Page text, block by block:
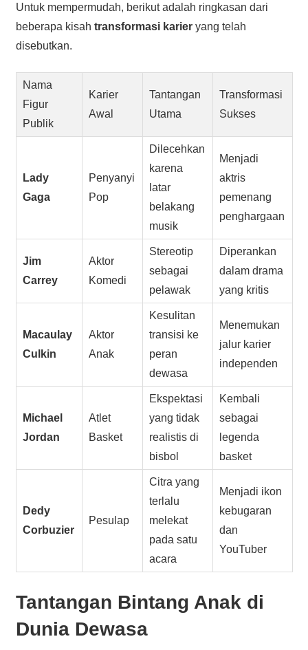
Untuk mempermudah, berikut adalah ringkasan dari
beberapa kisah transformasi karieryang telah
disebutkan.
Nama
Figur
Publik
Karier
Awal
Tantangan
Utama
Transformasi
Sukses
Lady
Gaga
Penyanyi
Pop
Dilecehkan
karena
latar
belakang
musik
Menjadi
aktris
pemenang
penghargaan
Jim
Carrey
Aktor
Komedi
Stereotip
sebagai
pelawak
Diperankan
dalam drama
yang kritis
Macaulay
Culkin
Aktor
Anak
Kesulitan
transisi ke
peran
dewasa
Menemukan
jalur karier
independen
Michael
Jordan
Atlet
Basket
Ekspektasi
yang tidak
realistis di
bisbol
Kembali
sebagai
legenda
basket
Dedy
Corbuzier
Pesulap
Citra yang
terlalu
melekat
pada satu
acara
Menjadi ikon
kebugaran
dan
YouTuber
Tantangan Bintang Anak di
Dunia Dewasa